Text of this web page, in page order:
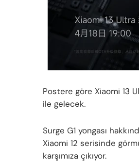
Postere göre Xiaomi 13
ile gelecek.
Surge G1 yongası
Xiaomi 12 serisinde
karşımıza çıkıyor.